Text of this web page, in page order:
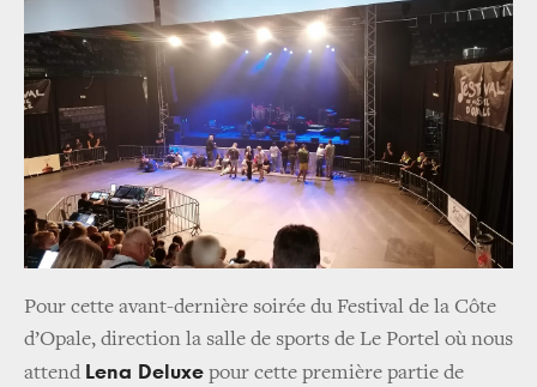
Pour cette avant-dernière soirée du Festival de la Côte
d’Opale, direction la salle de sports de Le Portel où nous
attend Lena Deluxe pour cette première partie de